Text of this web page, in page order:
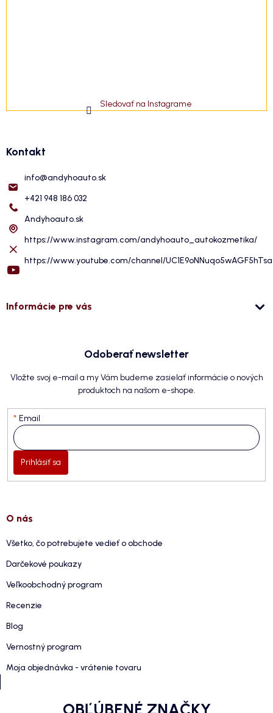
Sledovať na Instagrame
Kontakt
info@andyhoauto.sk
+421 948 186 032
Andyhoauto.sk
https://www.instagram.com/andyhoauto_autokozmetika/
https://www.youtube.com/channel/
Informácie pre vás
Odoberať newsletter
Vložte svoj e-mail a my Vám budeme zasielať informácie o nových
produktoch na našom e-shope.
Email
Prihlásiť sa
O nás
Všetko, čo potrebujete vedieť o obchode
Darčekové poukazy
Veľkoobchodný program
Recenzie
Blog
Vernostný program
Moja objednávka - vrátenie tovaru